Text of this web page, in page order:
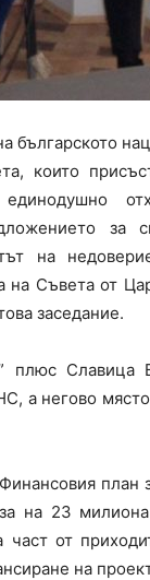
българското
които
за
на
на Съвета от
заседание.
плюс Славица
а негово
план
на 23
от
на